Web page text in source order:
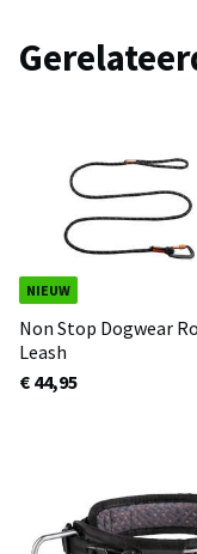
NIEUW
Non Stop Dogwear
Leash
€ 44,95